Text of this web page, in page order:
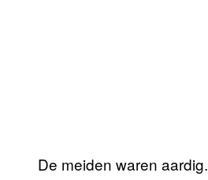
De meiden waren